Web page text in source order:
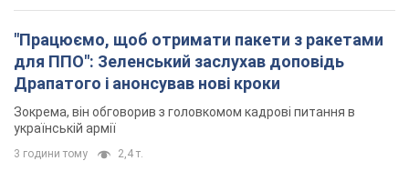
"Працюємо, щоб отримати пакети з ракетами
для ППО": Зеленський заслухав доповідь
Драпатого і анонсував нові кроки
Зокрема, він обговорив з головкомом кадрові питання в
українській армії
3 години тому 2,4 т.